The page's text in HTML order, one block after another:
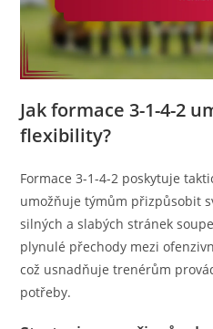
Jak formace 3-1-4-2
flexibility?
Formace 3-1-4-2 poskytuje
umožňuje týmům přizpůsobit
silných a slabých stránek
plynulé přechody mezi
což usnadňuje trenérům
potřeby.